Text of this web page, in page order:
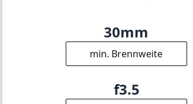
30mm
min. Brennweite
f3.5